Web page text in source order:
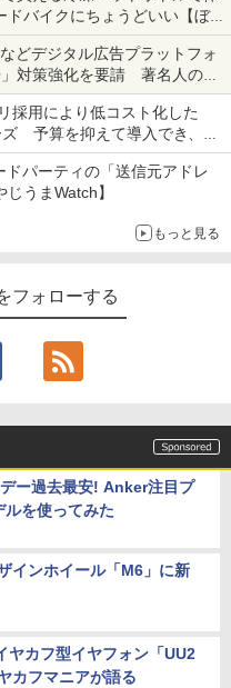
バイクにちょうどいい【ぼっ
た時間でなにしてる？】
どデジタル広告プラットフォ
対策強化を要請 著名人の写
の対策として
採用により低コスト化した
予算を抑えて導入でき、
可能
パーティの「送信元アドレ
うまWatch】
もっと見る
フォローする
ー過去最安! Anker注目プ
ルを使ってみた
インホイール「M6」に新
ヤカフ型イヤフォン「UU2
カフマニアが語る